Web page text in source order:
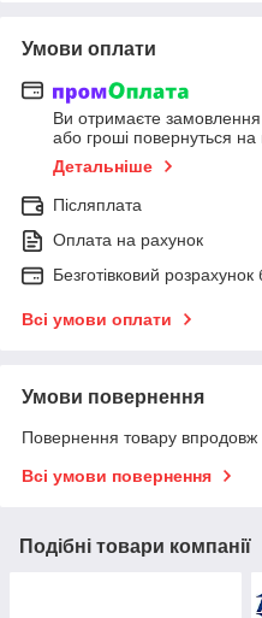
Умови оплати
Ви отримаєте замовлення
або гроші повернуться на
Детальніше
Післяплата
Оплата на рахунок
Безготівковий
Всі умови оплати
Умови повернення
Повернення товару впродовж
Всі умови повернення
Подібні товари компанії